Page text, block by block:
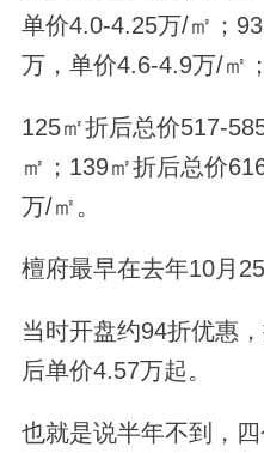
单价4.0-4.25万/㎡； 93
万，单价4.6-4.9万/㎡；
125㎡折后总价517-
㎡； 139㎡折后总价
万/㎡。
檀府最早在去年10月 25
当时开盘约94折优惠
后单价4.57万起。
也就是说半年不到，